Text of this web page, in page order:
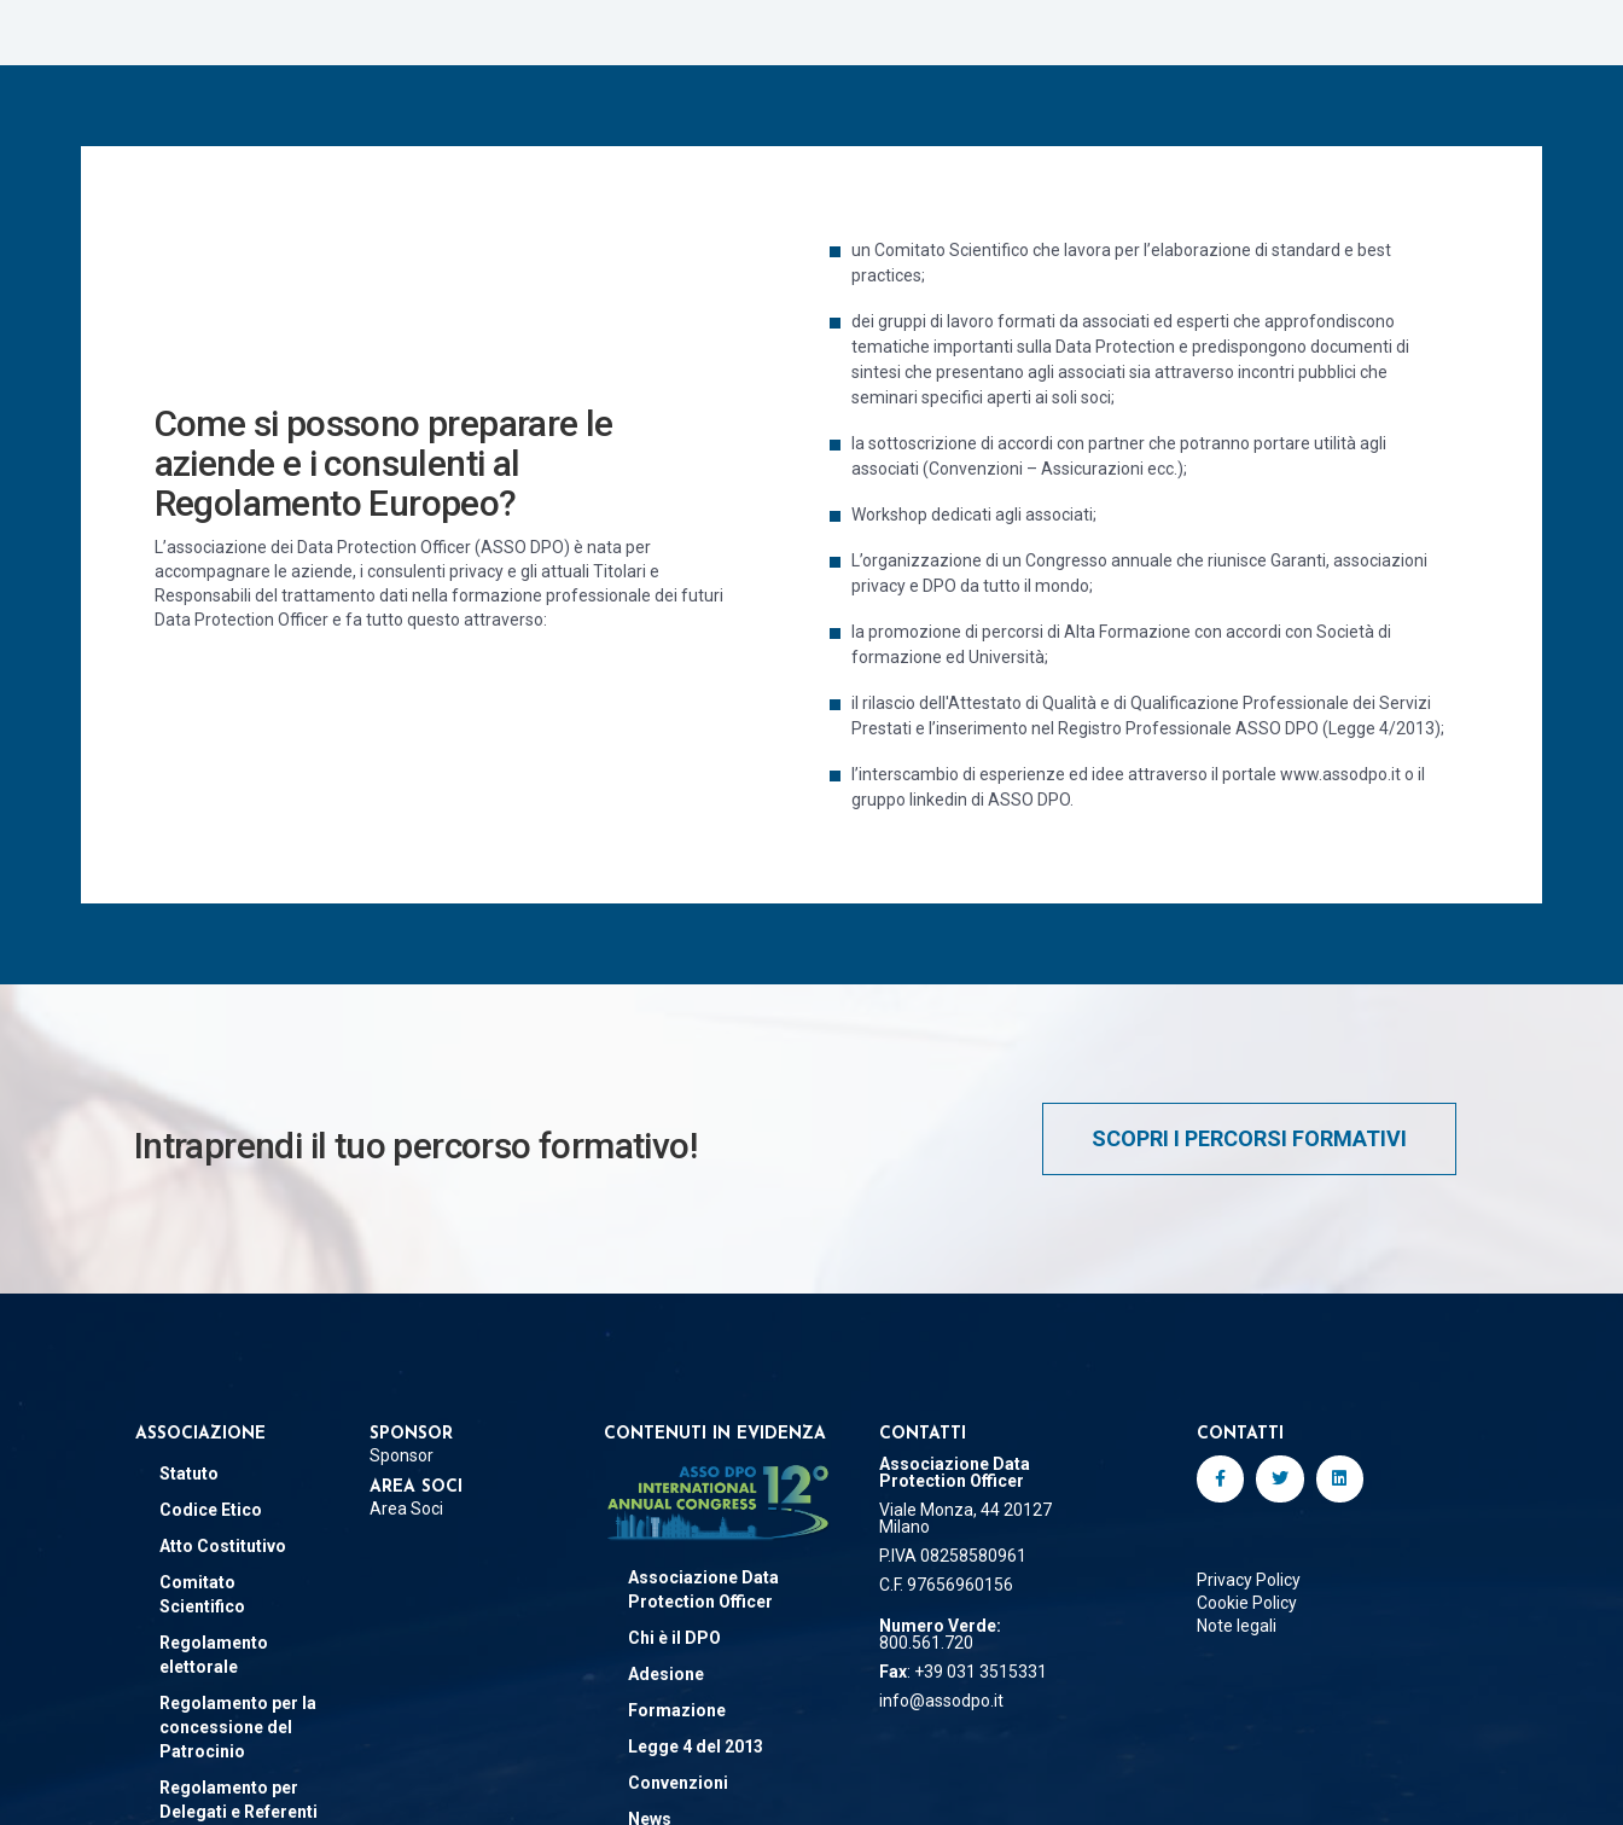
Come si possono preparare le
aziende e i consulenti al
Regolamento Europeo?
L’associazione dei Data Protection Officer (ASSO DPO) è nata per
accompagnare le aziende, i consulenti privacy e gli attuali Titolari e
Responsabili del trattamento dati nella formazione professionale dei futuri
Data Protection Officer e fa tutto questo attraverso:
un Comitato Scientifico che lavora per l’elaborazione di standard e best
practices;
dei gruppi di lavoro formati da associati ed esperti che approfondiscono
tematiche importanti sulla Data Protection e predispongono documenti di
sintesi che presentano agli associati sia attraverso incontri pubblici che
seminari specifici aperti ai soli soci;
la sottoscrizione di accordi con partner che potranno portare utilità agli
associati (Convenzioni – Assicurazioni ecc.);
Workshop dedicati agli associati;
L’organizzazione di un Congresso annuale che riunisce Garanti, associazioni
privacy e DPO da tutto il mondo;
la promozione di percorsi di Alta Formazione con accordi con Società di
formazione ed Università;
il rilascio dell'Attestato di Qualità e di Qualificazione Professionale dei Servizi
Prestati e l’inserimento nel Registro Professionale ASSO DPO (Legge 4/2013);
l’interscambio di esperienze ed idee attraverso il portale www.assodpo.it o il
gruppo linkedin di ASSO DPO.
Intraprendi il tuo percorso formativo! SCOPRI I PERCORSI FORMATIVI
ASSOCIAZIONE
Statuto
Codice Etico
Atto Costitutivo
Comitato
Scientifico
Regolamento
elettorale
Regolamento per la
concessione del
Patrocinio
Regolamento per
Delegati e Referenti
SPONSOR
Sponsor
AREA SOCI
Area Soci
CONTENUTI IN EVIDENZA
Associazione Data
Protection Officer
Chi è il DPO
Adesione
Formazione
Legge 4 del 2013
Convenzioni
News
CONTATTI
Associazione Data
Protection Officer
Viale Monza, 44 20127
Milano
P.IVA 08258580961
C.F. 97656960156
Numero Verde:
800.561.720
Fax: +39 031 3515331
info@assodpo.it
CONTATTI
Privacy Policy
Cookie Policy
Note legali